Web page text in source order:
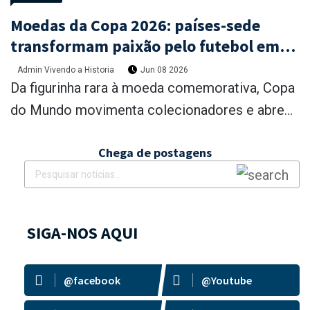
Moedas da Copa 2026: países-sede
transformam paixão pelo futebol em
itens de coleção! alguma chance do
Brasil entrar no jogo?
Admin Vivendo a Historia Jun 08 2026
Da figurinha rara à moeda comemorativa, Copa
do Mundo movimenta colecionadores e abre...
Chega de postagens
SIGA-NOS AQUI
@facebook @Youtube